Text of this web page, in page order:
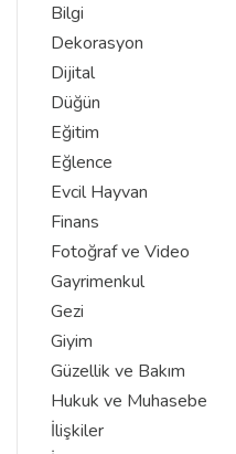
Bilgi
Dekorasyon
Dijital
Düğün
Eğitim
Eğlence
Evcil Hayvan
Finans
Fotoğraf ve Video
Gayrimenkul
Gezi
Giyim
Güzellik ve Bakım
Hukuk ve Muhasebe
İlişkiler